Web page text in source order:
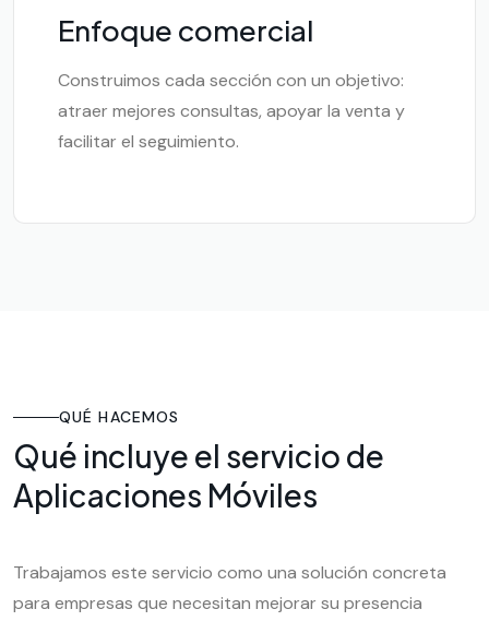
Enfoque comercial
Construimos cada sección con un objetivo:
atraer mejores consultas, apoyar la venta y
facilitar el seguimiento.
QUÉ HACEMOS
Qué incluye el servicio de
Aplicaciones Móviles
Trabajamos este servicio como una solución concreta
para empresas que necesitan mejorar su presencia